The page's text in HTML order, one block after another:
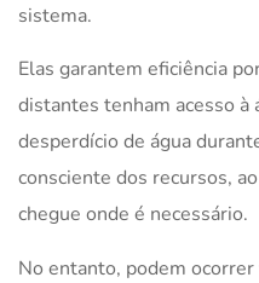
sistema.
Elas garantem eficiência
distantes tenham acesso à
desperdício de água
consciente dos recursos,
chegue onde é necessário.
No entanto, podem